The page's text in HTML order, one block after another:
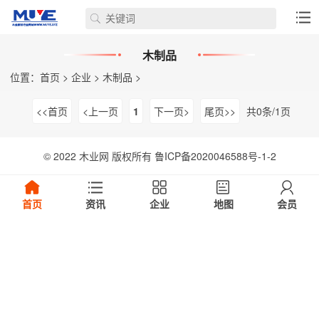
木制品
位置： 首页 > 企业 > 木制品 >
<<首页 <上一页 1 下一页> 尾页>> 共0条/1页
© 2022 木业网 版权所有 鲁ICP备2020046588号-1-2
首页 资讯 企业 地图 会员